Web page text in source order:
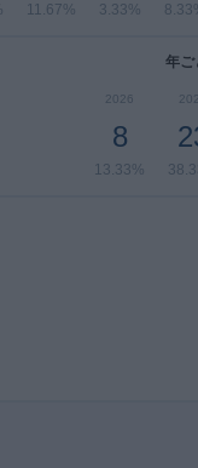
11.67% 3.33%
年ご
2026
8
13.33%